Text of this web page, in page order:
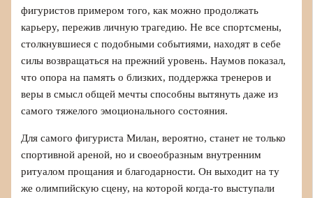
фигуристов примером того, как можно продолжать
карьеру, пережив личную трагедию. Не все спортсмены,
столкнувшиеся с подобными событиями, находят в себе
силы возвращаться на прежний уровень. Наумов показал,
что опора на память о близких, поддержка тренеров и
веры в смысл общей мечты способны вытянуть даже из
самого тяжелого эмоционального состояния.
Для самого фигуриста Милан, вероятно, станет не только
спортивной ареной, но и своеобразным внутренним
ритуалом прощания и благодарности. Он выходит на ту
же олимпийскую сцену, на которой когда-то выступали